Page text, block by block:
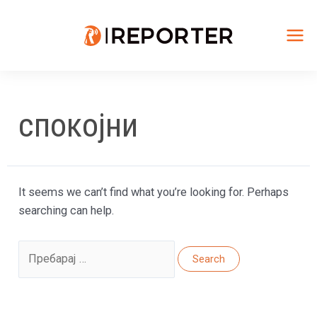
спокојни
It seems we can’t find what you’re looking for. Perhaps
searching can help.